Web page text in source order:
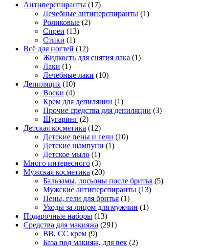
Антиперспиранты (17)
Лечебные антиперспиранты (1)
Роликовые (2)
Спреи (13)
Стики (1)
Всё для ногтей (12)
Жидкость для снятия лака (1)
Лаки (1)
Лечебные лаки (10)
Депиляция (10)
Воски (4)
Крем для депиляции (1)
Прочие средства для депиляции (3)
Шугаринг (2)
Детская косметика (12)
Детские пены и гели (10)
Детские шампуни (1)
Детское мыло (1)
Много интересного (3)
Мужская косметика (20)
Бальзамы, лосьоны после бритья (5)
Мужские антиперспиранты (13)
Пены, гели для бритья (1)
Уходы за лицом для мужчин (1)
Подарочные наборы (13)
Средства для макияжа (291)
BB, CC крем (9)
База под макияж, для век (2)